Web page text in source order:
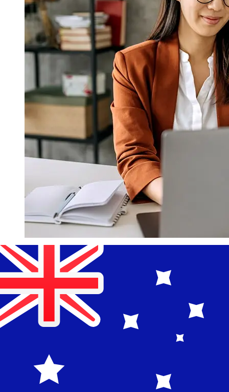
¿Qué tan rápido es un Bank Muscat
OMR para AUD transferencia?
Los tiempos de entrega para transferencias
internacionales con Bank Muscat de Omán a Australia
varían según el método de pago y el momento de la
transacción. Normalmente, las transferencias bancarias
internacionales tardan entre 1 y 5 días laborables.
seguridad también pueden afectar la entrega.
Comprueba los tiempos límite de Bank Muscat O.Gpara
evitar retrasos.